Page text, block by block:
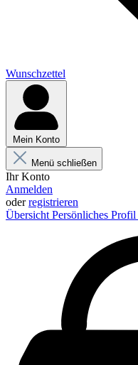
Wunschzettel
Mein Konto
Menü schließen
Ihr Konto
Anmelden
oderregistrieren
Übersicht Persönliches Profil